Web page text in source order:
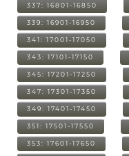
337: 16801-16850
339: 16901-16950
341: 17001-17050
343: 17101-17150
345: 17201-17250
347: 17301-17350
349: 17401-17450
351: 17501-17550
353: 17601-17650